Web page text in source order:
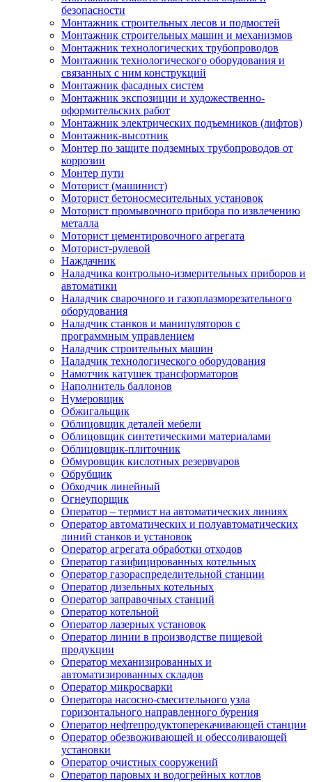
безопасности
Монтажник строительных лесов и подмостей
Монтажник строительных машин и механизмов
Монтажник технологических трубопроводов
Монтажник технологического оборудования и
связанных с ним конструкций
Монтажник фасадных систем
Монтажник экспозиции и художественно-
оформительских работ
Монтажник электрических подъемников (лифтов)
Монтажник-высотник
Монтер по защите подземных трубопроводов от
коррозии
Монтер пути
Моторист (машинист)
Моторист бетоносмесительных установок
Моторист промывочного прибора по извлечению
металла
Моторист цементировочного агрегата
Моторист-рулевой
Наждачник
Наладчика контрольно-измерительных приборов и
автоматики
Наладчик сварочного и газоплазморезательного
оборудования
Наладчик станков и манипуляторов с
программным управлением
Наладчик строительных машин
Наладчик технологического оборудования
Намотчик катушек трансформаторов
Наполнитель баллонов
Нумеровщик
Обжигальщик
Облицовщик деталей мебели
Облицовщик синтетическими материалами
Облицовщик-плиточник
Обмуровщик кислотных резервуаров
Обрубщик
Обходчик линейный
Огнеупорщик
Оператор – термист на автоматических линиях
Оператор автоматических и полуавтоматических
линий станков и установок
Оператор агрегата обработки отходов
Оператор газифицированных котельных
Оператор газораспределительной станции
Оператор дизельных котельных
Оператор заправочных станций
Оператор котельной
Оператор лазерных установок
Оператор линии в производстве пищевой
продукции
Оператор механизированных и
автоматизированных складов
Оператор микросварки
Оператора насосно-смесительного узла
горизонтального направленного бурения
Оператор нефтепродуктоперекачивающей станции
Оператор обезвоживающей и обессоливающей
установки
Оператор очистных сооружений
Оператор паровых и водогрейных котлов